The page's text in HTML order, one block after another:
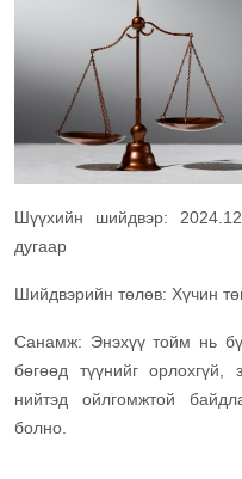
Шүүхийн шийдвэр:
дугаар
Шийдвэрийн төлөв: Хүчин
Санамж: Энэхүү тойм нь
бөгөөд түүнийг
нийтэд ойлгомжтой
болно.